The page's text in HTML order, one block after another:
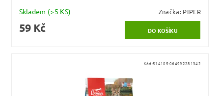
Skladem (>5 KS) Značka: PIPER
59 Kč
Kód:514105-064992281342